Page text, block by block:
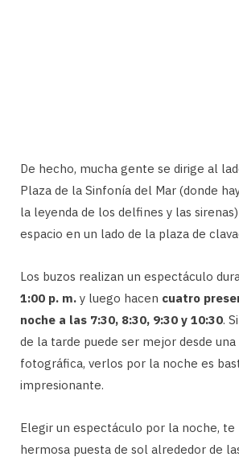
De hecho, mucha gente se dirige al
Plaza de la Sinfonía del Mar (donde
la leyenda de los delfines y las
espacio en un lado de la plaza de
Los buzos realizan un espectáculo
1:00 p. m. y luego hacen cuatro
noche a las 7:30, 8:30, 9:30 y 10:30.
de la tarde puede ser mejor desde
fotográfica, verlos por la noche es
impresionante.
Elegir un espectáculo por la noche,
hermosa puesta de sol alrededor de